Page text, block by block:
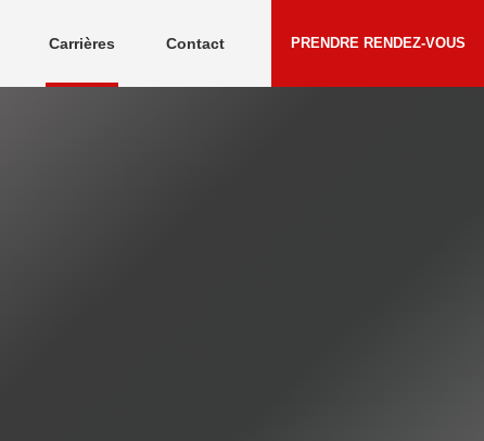
Carrières Contact PRENDRE RENDEZ-VOUS